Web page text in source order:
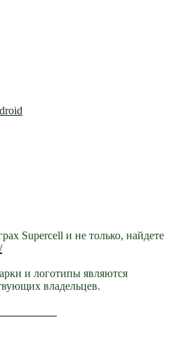
Supercell и не только, найдете
и логотипы являются
владельцев.